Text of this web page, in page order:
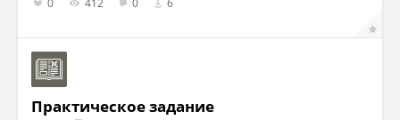
0
412 0 6
Практическое задание